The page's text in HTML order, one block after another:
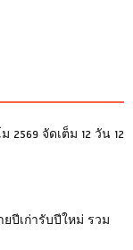
จัดเต็ม 12 วัน 12
ปีเก่ารับปีใหม่ รวม